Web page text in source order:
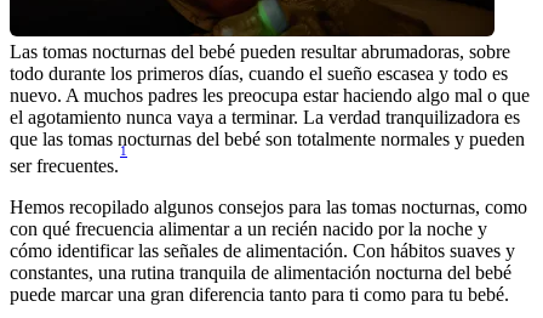
Las tomas nocturnas del bebé pueden resultar abrumadoras, sobre
todo durante los primeros días, cuando el sueño escasea y todo es
nuevo. A muchos padres les preocupa estar haciendo algo mal o que
el agotamiento nunca vaya a terminar. La verdad tranquilizadora es
que las tomas nocturnas del bebé son totalmente normales y pueden
ser frecuentes.
1
Hemos recopilado algunos consejos para las tomas nocturnas, como
con qué frecuencia alimentar a un recién nacido por la noche y
cómo identificar las señales de alimentación. Con hábitos suaves y
constantes, una rutina tranquila de alimentación nocturna del bebé